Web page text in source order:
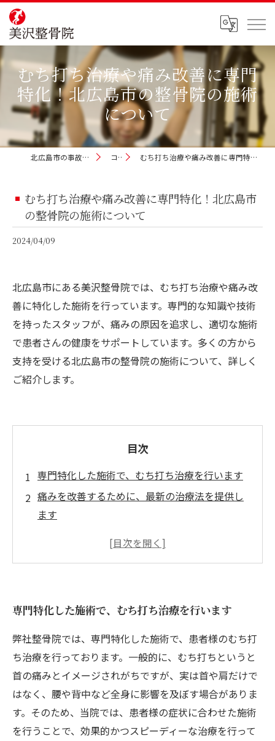
むち打ち治療や痛み改善に専門
特化！北広島市の整骨院の施術
について
北広島市の事故治療なら美沢整骨院 コラム むち打ち治療や痛み改善に専門特化！北広島市の整骨院の施術について
むち打ち治療や痛み改善に専門特化！北広島市
の整骨院の施術について
2024/04/09
北広島市にある美沢整骨院では、むち打ち治療や痛み改
善に特化した施術を行っています。専門的な知識や技術
を持ったスタッフが、痛みの原因を追求し、適切な施術
で患者さんの健康をサポートしています。多くの方から
支持を受ける北広島市の整骨院の施術について、詳しく
ご紹介します。
目次
専門特化した施術で、むち打ち治療を行います
痛みを改善するために、最新の治療法を提供し
ます
北広島市の整骨院では、患者さんに合わせた施
予防のためのアドバイスも行っています
専門特化した施術で、むち打ち治療を行います
弊社整骨院では、専門特化した施術で、患者様のむち打
ち治療を行っております。一般的に、むち打ちというと
首の痛みとイメージされがちですが、実は首や肩だけで
はなく、腰や背中など全身に影響を及ぼす場合がありま
す。そのため、当院では、患者様の症状に合わせた施術
を行うことで、効果的かつスピーディーな治療を行って